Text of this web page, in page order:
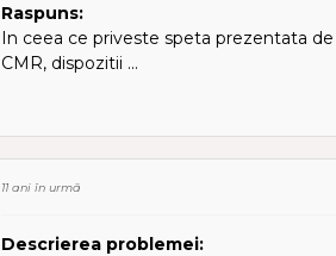
Raspuns:
In ceea ce priveste speta prezentata
CMR, dispozitii ...
11 ani în urmă
Descrierea problemei: